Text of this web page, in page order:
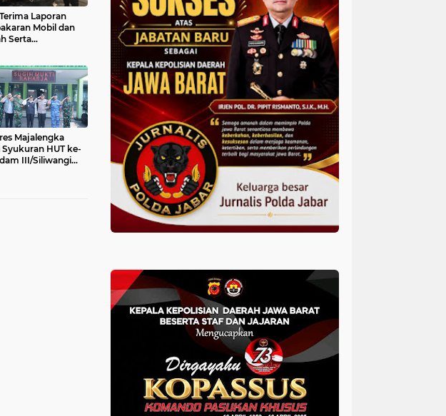
Laporan
Mobil dan
Serta
Majalengka
Syukuran HUT ke-
III/Siliwangi